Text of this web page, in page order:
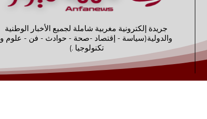
جريدة إلكترونية مغربية شاملة لجميع الأخبار الوطنية
والدولية(سياسة - إقتصاد -صحة - حوادث - فن - علوم و
تكنولوجيا .)